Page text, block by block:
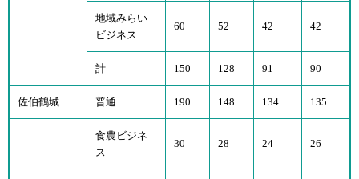
地域みらい
ビジネス
60 52 42 42
計 150 128 91 90
佐伯鶴城 普通 190 148 134 135
食農ビジネ
ス
30 28 24 26